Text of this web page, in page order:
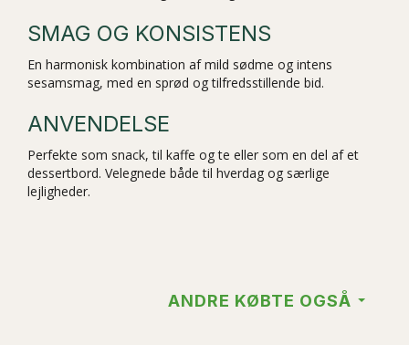
SMAG OG KONSISTENS
En harmonisk kombination af mild sødme og intens
sesamsmag, med en sprød og tilfredsstillende bid.
ANVENDELSE
Perfekte som snack, til kaffe og te eller som en del af et
dessertbord. Velegnede både til hverdag og særlige
lejligheder.
ANDRE KØBTE OGSÅ